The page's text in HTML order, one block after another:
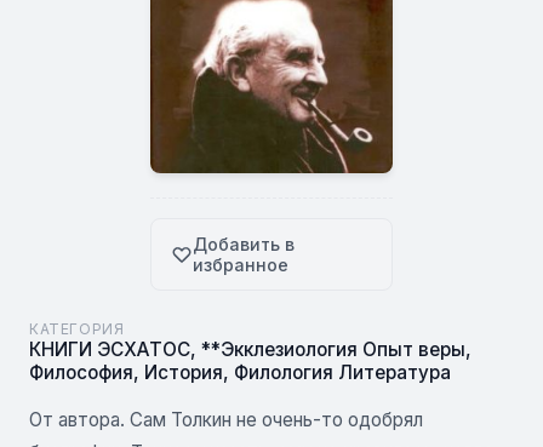
Добавить в
избранное
КАТЕГОРИЯ
КНИГИ ЭСХАТОС, **Экклезиология Опыт веры,
Философия, История, Филология Литература
От автора. Сам Толкин не очень-то одобрял